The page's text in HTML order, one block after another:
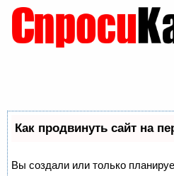
Как продвинуть сайт на
Вы создали или только